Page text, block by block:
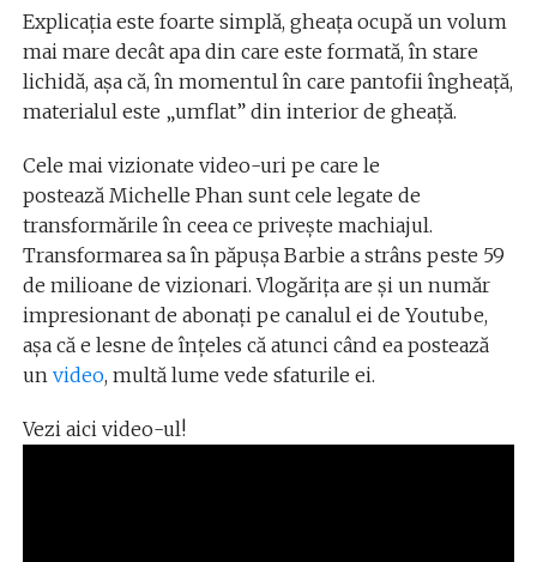
Explicația este foarte simplă, gheața ocupă un volum
mai mare decât apa din care este formată, în stare
lichidă, așa că, în momentul în care pantofii îngheață,
materialul este „umflat” din interior de gheață.
Cele mai vizionate video-uri pe care le
postează Michelle Phan sunt cele legate de
transformările în ceea ce privește machiajul.
Transformarea sa în păpușa Barbie a strâns peste 59
de milioane de vizionari. Vlogărița are și un număr
impresionant de abonați pe canalul ei de Youtube,
așa că e lesne de înțeles că atunci când ea postează
un video, multă lume vede sfaturile ei.
Vezi aici video-ul!